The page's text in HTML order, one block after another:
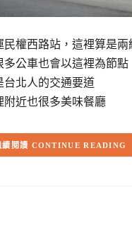
民權西路站，這裡算是
多公車也會以這裡為節點
台北人的交通要道
附近也很多美味餐廳
CONTINUE READING